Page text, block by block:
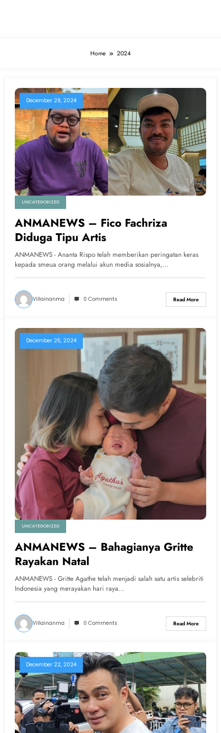
Home 2024
December 29, 2024
UNCATEGORIZED
ANMANEWS – Fico Fachriza
Diduga Tipu Artis
ANMANEWS - Ananta Rispo telah memberikan peringatan keras
kepada smeua orang melalui akun media sosialnya,…
Villainanma 0 Comments Read More
December 25, 2024
UNCATEGORIZED
ANMANEWS – Bahagianya Gritte
Rayakan Natal
ANMANEWS - Gritte Agathe telah menjadi salah satu artis selebriti
Indonesia yang merayakan hari raya…
Villainanma 0 Comments Read More
December 22, 2024